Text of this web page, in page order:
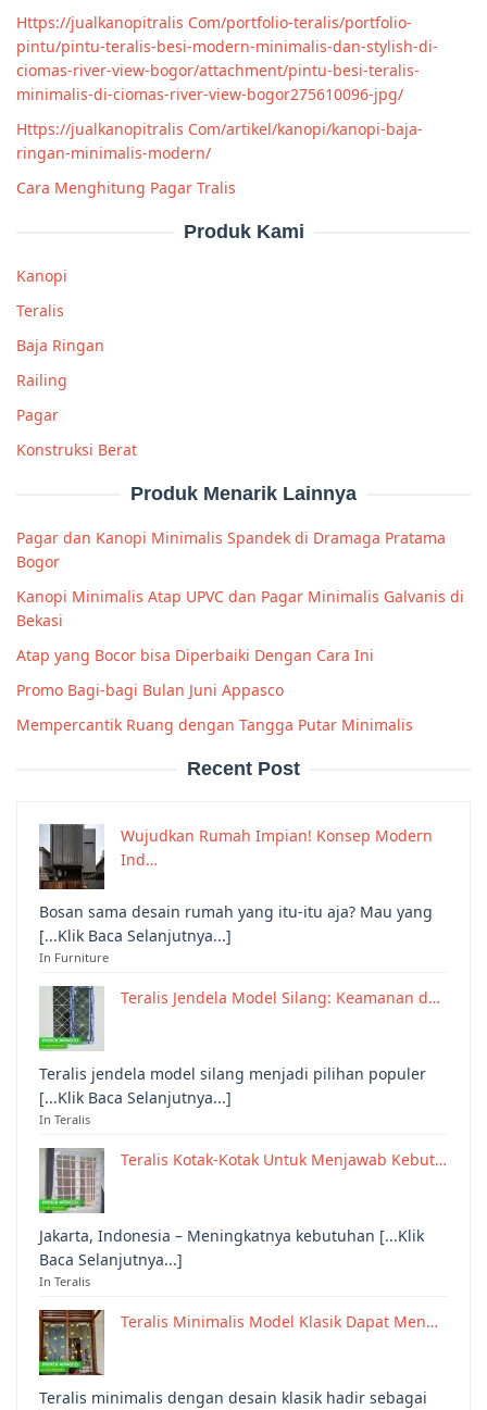
Https://jualkanopitralis Com/portfolio-teralis/portfolio-
pintu/pintu-teralis-besi-modern-minimalis-dan-stylish-di-
ciomas-river-view-bogor/attachment/pintu-besi-teralis-
minimalis-di-ciomas-river-view-bogor275610096-jpg/
Https://jualkanopitralis Com/artikel/kanopi/kanopi-baja-
ringan-minimalis-modern/
Cara Menghitung Pagar Tralis
Produk Kami
Kanopi
Teralis
Baja Ringan
Railing
Pagar
Konstruksi Berat
Produk Menarik Lainnya
Pagar dan Kanopi Minimalis Spandek di Dramaga Pratama
Bogor
Kanopi Minimalis Atap UPVC dan Pagar Minimalis Galvanis di
Bekasi
Atap yang Bocor bisa Diperbaiki Dengan Cara Ini
Promo Bagi-bagi Bulan Juni Appasco
Mempercantik Ruang dengan Tangga Putar Minimalis
Recent Post
Wujudkan Rumah Impian! Konsep Modern
Ind…
Bosan sama desain rumah yang itu-itu aja? Mau yang
[...Klik Baca Selanjutnya...]
In Furniture
Teralis Jendela Model Silang: Keamanan d…
Teralis jendela model silang menjadi pilihan populer
[...Klik Baca Selanjutnya...]
In Teralis
Teralis Kotak-Kotak Untuk Menjawab Kebut…
Jakarta, Indonesia – Meningkatnya kebutuhan [...Klik
Baca Selanjutnya...]
In Teralis
Teralis Minimalis Model Klasik Dapat Men…
Teralis minimalis dengan desain klasik hadir sebagai